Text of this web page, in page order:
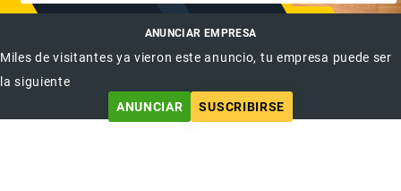
ANUNCIAR EMPRESA
Miles de visitantes ya vieron este anuncio, tu empresa puede ser
la siguiente
ANUNCIAR
SUSCRIBIRSE